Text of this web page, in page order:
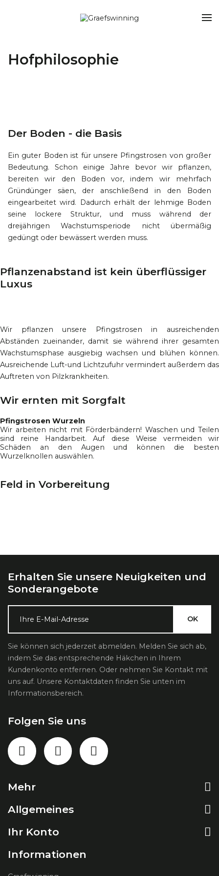
Hofphilosophie
Der Boden - die Basis
Ein guter Boden ist für unsere Pfingstrosen von großer
Bedeutung. Schon einige Jahre bevor wir pflanzen,
bereiten wir den Boden vor, indem wir mehrfach
Gründünger säen, der anschließend in den Boden
eingearbeitet wird. Dadurch erhält der lehmige Boden
seine lockere Struktur, und muss während der
dreijährigen Wachstumsperiode nicht übermäßig
gedüngt oder bewässert werden muss.
Pflanzenabstand ist kein überflüssiger
Luxus
Wir pflanzen unsere Pfingstrosen in ausreichenden
Abständen zueinander, damit sie während ihrer gesamten
Wachstumsphase ausgiebig wachsen und blühen können.
Ausreichende Luft-und Lichtzufuhr vermindert außerdem das
Auftreten von Pilzkrankheiten.
Wir ernten mit Sorgfalt
Pfingstrosen Wurzeln
Wir arbeiten nicht mit Förderbändern! Waschen und Teilen
sind reine Handarbeit. Auf diese Weise vermeiden wir
Schäden an den Augen und können die besten
Wurzelknollen auswählen.
Feld in Vorbereitung
Erhalten Sie unsere Neuigkeiten und
Sonderangebote
Sie können sich jederzeit abmelden. Melden Sie sich ab,
indem Sie das entsprechende Häkchen in Ihrem
Kundenkonto entfernen. Oder nehmen Sie Kontakt mit
uns auf. Unsere Kontaktdaten finden Sie unten im
Informationsbereich.
Folgen Sie uns
Mehr 
Allgemeines 
Ihr Konto 
Informationen